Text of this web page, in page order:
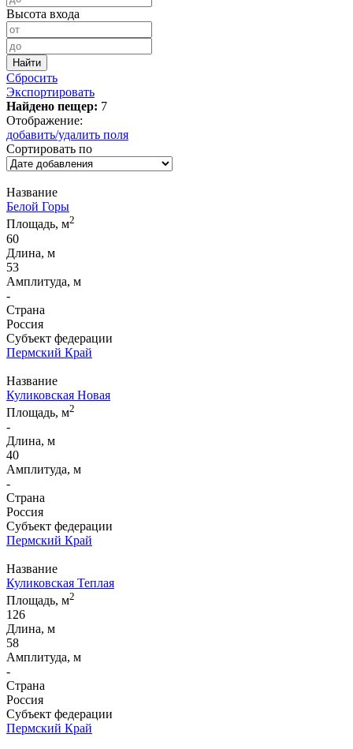
Высота входа
Сбросить
Экспортировать
Найдено пещер: 7
Отображение:
добавить/удалить поля
Сортировать по
Название
Белой Горы
Площадь, м2
60
Длина, м
53
Амплитуда, м
-
Страна
Россия
Субъект федерации
Пермский Край
Название
Куликовская Новая
Площадь, м2
-
Длина, м
40
Амплитуда, м
-
Страна
Россия
Субъект федерации
Пермский Край
Название
Куликовская Теплая
Площадь, м2
126
Длина, м
58
Амплитуда, м
-
Страна
Россия
Субъект федерации
Пермский Край